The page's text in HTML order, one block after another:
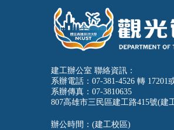
建工辦公室 聯絡資訊：
系辦電話：07-381-4526 轉 17201
系辦傳真：07-3810635
807高雄市三民區建工路415號(建
辦公時間：(建工校區)